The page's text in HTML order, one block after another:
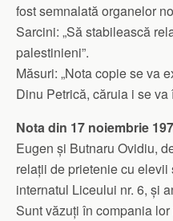
fost semnalată organelor
Sarcini: „Să stabilească
palestinieni”.
Măsuri: „Nota copie se va
Dinu Petrică, căruia i se va
Nota din 17 noiembrie
Eugen și Butnaru Ovidiu,
relații de prietenie cu
internatul Liceului nr. 6, și
Sunt văzuți în compania